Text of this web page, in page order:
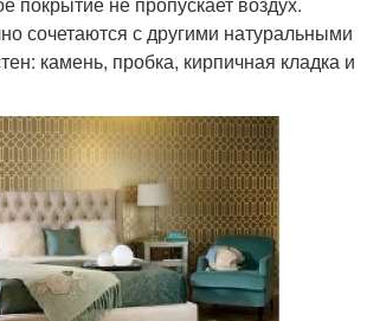
сочетаются с другими натуральными
камень, пробка, кирпичная кладка и